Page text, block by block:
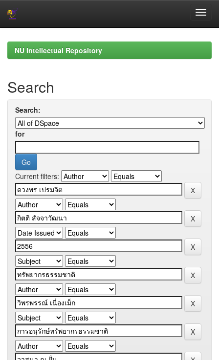
navigationNU Intellectual Repository
Search
Search:
for
Current filters: